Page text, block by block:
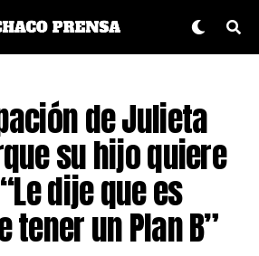
de Julieta
su hijo quiere
dije que es
un Plan B”